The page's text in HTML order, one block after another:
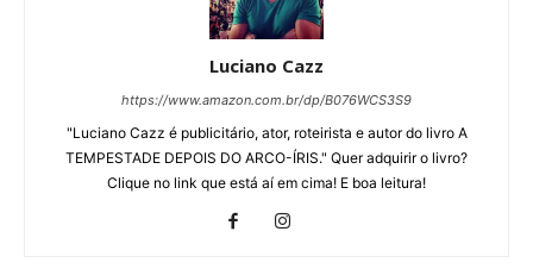
Luciano Cazz
https://www.amazon.com.br/dp/B076WCS3S9
"Luciano Cazz é publicitário, ator, roteirista e autor do livro A
TEMPESTADE DEPOIS DO ARCO-ÍRIS." Quer adquirir o livro?
Clique no link que está aí em cima! E boa leitura!